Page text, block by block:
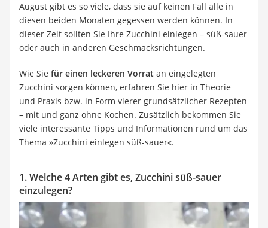
August gibt es so viele, dass sie auf keinen Fall alle in
diesen beiden Monaten gegessen werden können. In
dieser Zeit sollten Sie Ihre Zucchini einlegen – süß-sauer
oder auch in anderen Geschmacksrichtungen.
Wie Sie für einen leckeren Vorrat an eingelegten
Zucchini sorgen können, erfahren Sie hier in Theorie
und Praxis bzw. in Form vierer grundsätzlicher Rezepten
– mit und ganz ohne Kochen. Zusätzlich bekommen Sie
viele interessante Tipps und Informationen rund um das
Thema »Zucchini einlegen süß-sauer«.
1. Welche 4 Arten gibt es, Zucchini süß-sauer
einzulegen?